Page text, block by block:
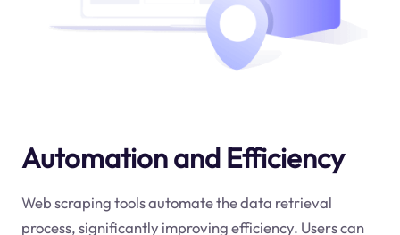
Automation and Efficiency
Web scraping tools automate the data retrieval
process, significantly improving efficiency. Users can